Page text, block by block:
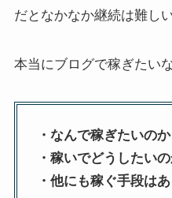
だとなかなか継続は難し
本当にブログで稼ぎたいな
・なんで稼ぎたいのか
・稼いでどうしたいの
・他にも稼ぐ手段は